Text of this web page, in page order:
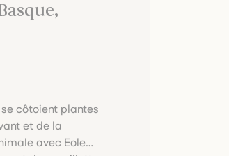
côtoient plantes
et de la
avec Eole